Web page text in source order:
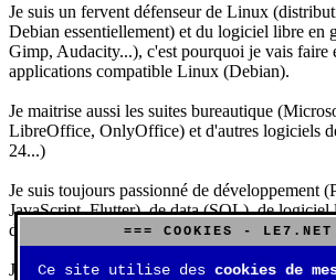
Je suis un fervent défenseur de Linux
Debian essentiellement) et du logiciel libre en
Gimp, Audacity...), c'est pourquoi je vais faire
applications compatible Linux (Debian).
Je maitrise aussi les suites bureautique
LibreOffice, OnlyOffice) et d'autres logiciels
24...)
Je suis toujours passionné de développement
JavaScript, Flutter), de data (SQL), de
d'IA (principalement Claude et DeepSeek).
J'aime jouer, surtout aux jeux de sociétés
=== COOKIES -
Ce site utilise des cookies de